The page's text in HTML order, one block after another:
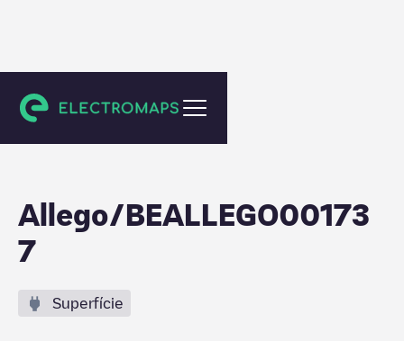
Dendermonde
Allego/BEALLEGO00173
7
Superfície